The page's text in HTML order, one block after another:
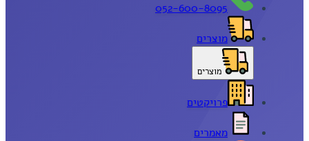
052-600-8095
מוצרים
מוצרים
פרויקטים
מאמרים